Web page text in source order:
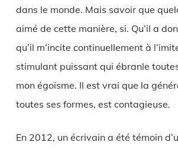
dans le monde. Mais savoir que
aimé de cette manière, si. Qu’il a
qu’il m’incite continuellement à
stimulant puissant qui ébranle
mon égoïsme. Il est vrai que la
toutes ses formes, est contagieuse.
En 2012, un écrivain a été témoin